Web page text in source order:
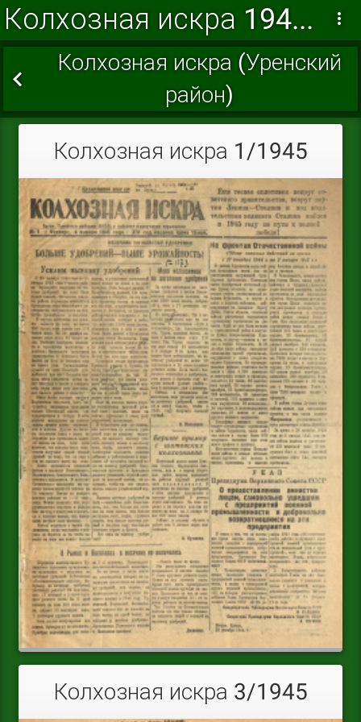
Колхозная искра 1945 г.
Колхозная искра (Уренский
район)
Колхозная искра 1/1945
Колхозная искра 3/1945